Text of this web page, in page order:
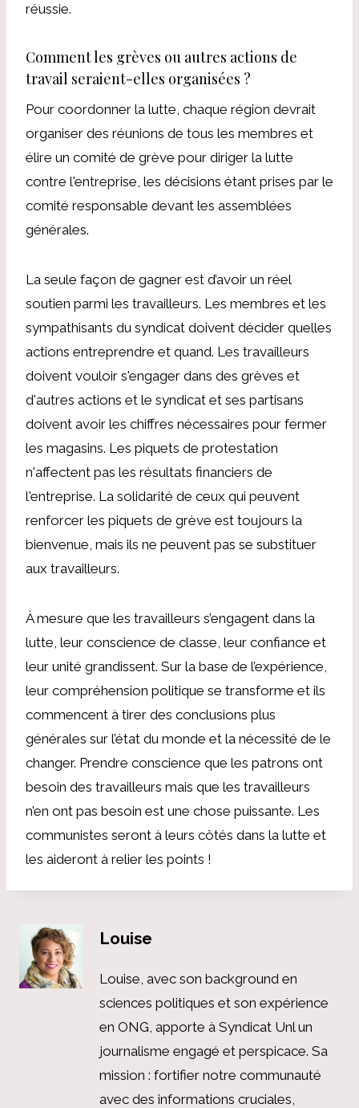
réussie.
Comment les grèves ou autres actions de
travail seraient-elles organisées ?
Pour coordonner la lutte, chaque région devrait
organiser des réunions de tous les membres et
élire un comité de grève pour diriger la lutte
contre l'entreprise, les décisions étant prises par le
comité responsable devant les assemblées
générales.
La seule façon de gagner est d’avoir un réel
soutien parmi les travailleurs. Les membres et les
sympathisants du syndicat doivent décider quelles
actions entreprendre et quand. Les travailleurs
doivent vouloir s'engager dans des grèves et
d'autres actions et le syndicat et ses partisans
doivent avoir les chiffres nécessaires pour fermer
les magasins. Les piquets de protestation
n'affectent pas les résultats financiers de
l'entreprise. La solidarité de ceux qui peuvent
renforcer les piquets de grève est toujours la
bienvenue, mais ils ne peuvent pas se substituer
aux travailleurs.
À mesure que les travailleurs s’engagent dans la
lutte, leur conscience de classe, leur confiance et
leur unité grandissent. Sur la base de l’expérience,
leur compréhension politique se transforme et ils
commencent à tirer des conclusions plus
générales sur l’état du monde et la nécessité de le
changer. Prendre conscience que les patrons ont
besoin des travailleurs mais que les travailleurs
n’en ont pas besoin est une chose puissante. Les
communistes seront à leurs côtés dans la lutte et
les aideront à relier les points !
Louise
Louise, avec son background en
sciences politiques et son expérience
en ONG, apporte à Syndicat Unl un
journalisme engagé et perspicace. Sa
mission : fortifier notre communauté
avec des informations cruciales,